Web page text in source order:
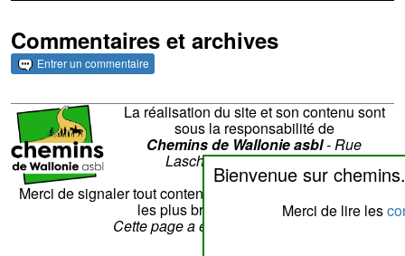
Bienvenue sur
Merci de lire les
Commentaires et archives
Entrer un commentaire
La réalisation du site et son contenu sont
sous la responsabilité de
Chemins de Wallonie asbl- Rue
Laschet,8 - 4852 Hombourg
Nous contacter
Merci de signaler tout contenu erroné. Il sera corrigé dans
les plus brefs délais.
Cette page a été vue